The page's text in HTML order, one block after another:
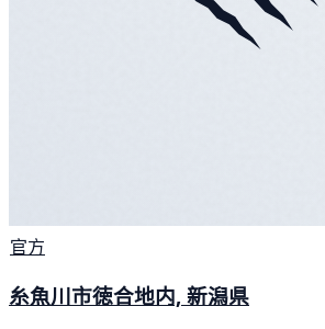
官方
糸魚川市徳合地内, 新潟県